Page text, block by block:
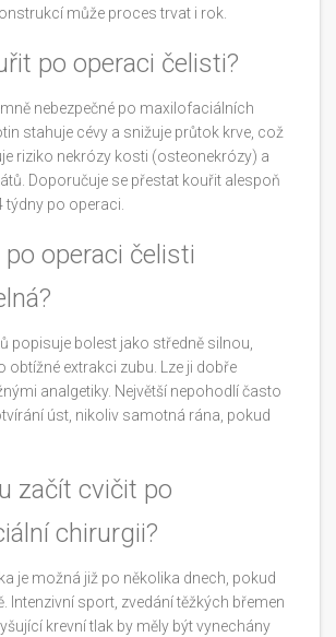
může proces trvat i rok.
po operaci čelisti?
nebezpečné po maxilofaciálních
stahuje cévy a snižuje průtok krve, což
riziko nekrózy kosti (osteonekrózy) a
Doporučuje se přestat kouřit alespoň
týdny po operaci.
operaci čelisti
popisuje bolest jako středně silnou,
obtížné extrakci zubu. Lze ji dobře
analgetiky. Největší nepohodlí často
úst, nikoliv samotná rána, pokud
začít cvičit po
chirurgii?
je možná již po několika dnech, pokud
Intenzivní sport, zvedání těžkých břemen
krevní tlak by měly být vynechány